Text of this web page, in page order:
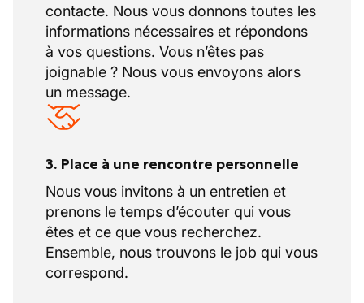
contacte. Nous vous donnons toutes les
informations nécessaires et répondons
à vos questions. Vous n’êtes pas
joignable ? Nous vous envoyons alors
un message.
3. Place à une rencontre personnelle
Nous vous invitons à un entretien et
prenons le temps d’écouter qui vous
êtes et ce que vous recherchez.
Ensemble, nous trouvons le job qui vous
correspond.